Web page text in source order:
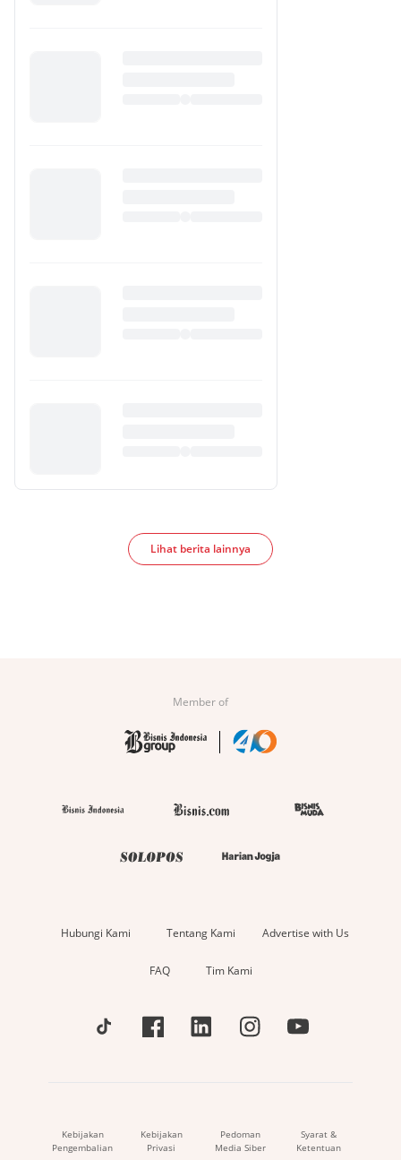
Lihat berita lainnya
Member of
Hubungi Kami Tentang Kami Advertise with Us
FAQ Tim Kami
Kebijakan
Pengembalian
Kebijakan
Privasi
Pedoman
Media Siber
Syarat &
Ketentuan